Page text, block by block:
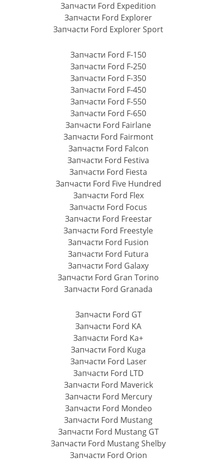
Запчасти Ford Expedition
Запчасти Ford Explorer
Запчасти Ford Explorer Sport
Запчасти Ford F-150
Запчасти Ford F-250
Запчасти Ford F-350
Запчасти Ford F-450
Запчасти Ford F-550
Запчасти Ford F-650
Запчасти Ford Fairlane
Запчасти Ford Fairmont
Запчасти Ford Falcon
Запчасти Ford Festiva
Запчасти Ford Fiesta
Запчасти Ford Five Hundred
Запчасти Ford Flex
Запчасти Ford Focus
Запчасти Ford Freestar
Запчасти Ford Freestyle
Запчасти Ford Fusion
Запчасти Ford Futura
Запчасти Ford Galaxy
Запчасти Ford Gran Torino
Запчасти Ford Granada
Запчасти Ford GT
Запчасти Ford KA
Запчасти Ford Ka+
Запчасти Ford Kuga
Запчасти Ford Laser
Запчасти Ford LTD
Запчасти Ford Maverick
Запчасти Ford Mercury
Запчасти Ford Mondeo
Запчасти Ford Mustang
Запчасти Ford Mustang GT
Запчасти Ford Mustang Shelby
Запчасти Ford Orion